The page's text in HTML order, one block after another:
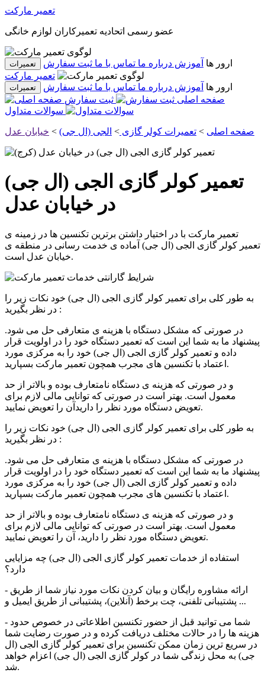
تعمیر مارکت
عضو رسمی اتحادیه تعمیرکاران لوازم خانگی
تعمیرات ارور ها آموزش درباره ما تماس با ما ثبت سفارش
تعمیر مارکت
تعمیرات ارور ها آموزش درباره ما تماس با ما ثبت سفارش
صفحه اصلی
ثبت سفارش
سوالات متداول
صفحه اصلی > تعمیرات کولر گازی > الجی (ال جی) > خیابان عدل
تعمیر کولر گازی الجی (ال جی)
در خیابان عدل
تعمیر مارکت با در اختیار داشتن برترین تکنسین ها در زمینه ی
تعمیر کولر گازی الجی (ال جی) آماده ی خدمت رسانی در منطقه ی
خیابان عدلاست.
به طور کلی برای تعمیر کولر گازی الجی (ال جی) خود نکات زیر را
در نظر بگیرید :
در صورتی که مشکل دستگاه با هزینه ی متعارفی حل می شود.
پیشنهاد ما به شما این است که تعمیر دستگاه خود را در اولویت قرار
داده و تعمیر کولر گازی الجی (ال جی) خود را به مرکزی مورد
اعتماد با تکنسین های مجرب همچون تعمیر مارکت بسپارید.
و در صورتی که هزینه ی دستگاه نامتعارف بوده و بالاتر از حد
معمول است. بهتر است در صورتی که توانایی مالی لازم برای
تعویض دستگاه مورد نظر را دارید‌آن را تعویض نمایید.
به طور کلی برای تعمیر کولر گازی الجی (ال جی) خود نکات زیر را
در نظر بگیرید :
در صورتی که مشکل دستگاه با هزینه ی متعارفی حل می شود.
پیشنهاد ما به شما این است که تعمیر دستگاه خود را در اولویت قرار
داده و تعمیر کولر گازی الجی (ال جی) خود را به مرکزی مورد
اعتماد با تکنسین های مجرب همچون تعمیر مارکت بسپارید.
و در صورتی که هزینه ی دستگاه نامتعارف بوده و بالاتر از حد
معمول است. بهتر است در صورتی که توانایی مالی لازم برای
تعویض دستگاه مورد نظر را دارید، ‌آن را تعویض نمایید.
استفاده از خدمات تعمیر کولر گازی الجی (ال جی) چه مزایایی
دارد؟
- ارائه مشاوره رایگان و بیان کردن نکات مورد نیاز شما از طریق
پشتیبانی تلفنی، چت برخط (آنلاین)، پشتیبانی از طریق ایمیل و ...
- شما می توانید قبل از حضور تکنسین اطلاعاتی در خصوص حدود
هزینه ها را در حالات مختلف دریافت کرده و در صورت رضایت شما
در سریع ترین زمان ممکن تکنسین برای تعمیر کولر گازی الجی (ال
جی) به محل زندگی شما در کولر گازی الجی (ال جی) اعزام خواهد
شد.